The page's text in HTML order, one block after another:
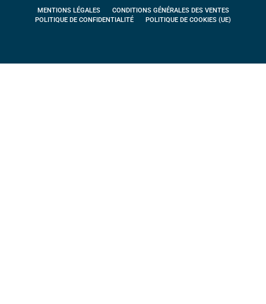
MENTIONS LÉGALES
CONDITIONS GÉNÉRALES DES VENTES
POLITIQUE DE CONFIDENTIALITÉ
POLITIQUE DE COOKIES (UE)